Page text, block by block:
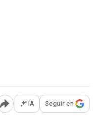
Abrir opciones para
IA Seguir en